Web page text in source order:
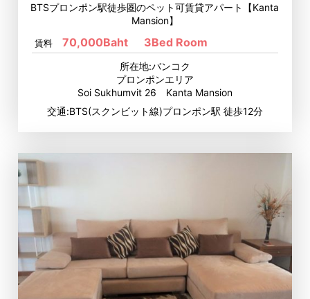
BTSプロンポン駅徒歩圏のペット可賃貸アパート【Kanta
Mansion】
賃料 70,000Baht 3Bed Room
所在地:バンコク
プロンポンエリア
Soi Sukhumvit 26 Kanta Mansion
交通:BTS(スクンビット線)プロンポン駅 徒歩12分